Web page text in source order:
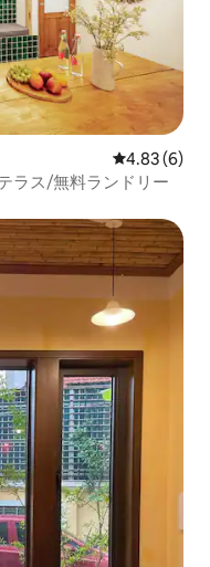
レビュー6
4.83 (6)
ラス/無料ランドリー